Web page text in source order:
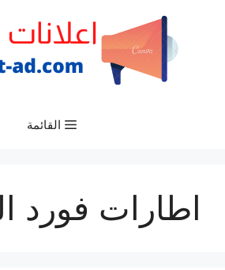
القائمة
اطارات فورد